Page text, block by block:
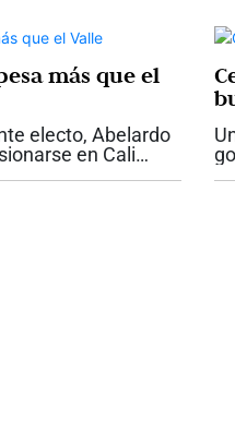
más que el
electo, Abelardo
en Cali